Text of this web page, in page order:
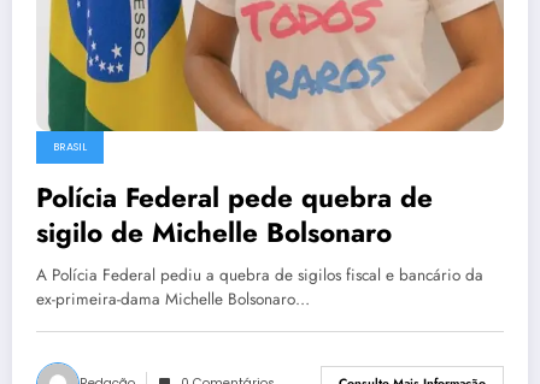
BRASIL
Polícia Federal pede quebra de
sigilo de Michelle Bolsonaro
A Polícia Federal pediu a quebra de sigilos fiscal e bancário da
ex-primeira-dama Michelle Bolsonaro…